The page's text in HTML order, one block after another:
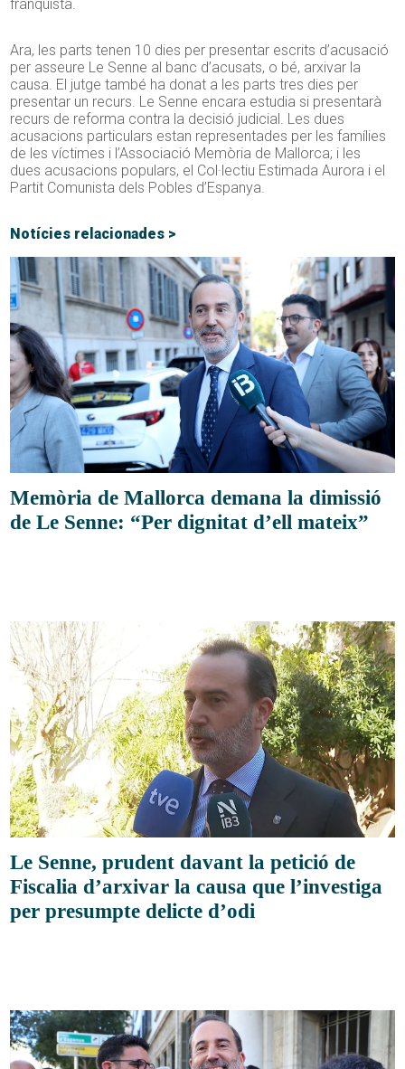
franquista.
Ara, les parts tenen 10 dies per presentar escrits d’acusació
per asseure Le Senne al banc d’acusats, o bé, arxivar la
causa. El jutge també ha donat a les parts tres dies per
presentar un recurs. Le Senne encara estudia si presentarà
recurs de reforma contra la decisió judicial. Les dues
acusacions particulars estan representades per les famílies
de les víctimes i l’Associació Memòria de Mallorca; i les
dues acusacions populars, el Col·lectiu Estimada Aurora i el
Partit Comunista dels Pobles d’Espanya.
Notícies relacionades >
Memòria de Mallorca demana la dimissió
de Le Senne: “Per dignitat d’ell mateix”
Le Senne, prudent davant la petició de
Fiscalia d’arxivar la causa que l’investiga
per presumpte delicte d’odi